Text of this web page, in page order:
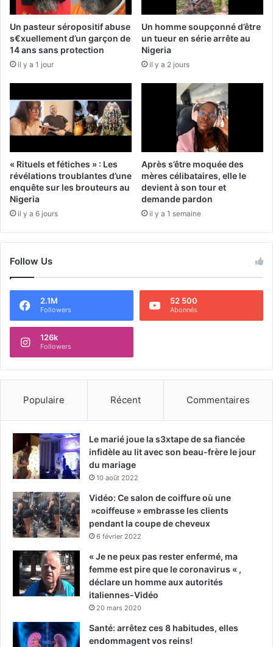
Un pasteur séropositif abuse
s€xuellement d’un garçon de
14 ans sans protection
il y a 1 jour
Un homme soupçonné d’être
un tueur en série arrête au
Nigeria
il y a 2 jours
« Rituels et fétiches » : Les
révélations troublantes d’une
enquête sur les brouteurs au
Nigeria
il y a 6 jours
Après s’être moquée des
mères célibataires, elle le
devient à son tour et
demande pardon
il y a 1 semaine
Follow Us
2.1M
Followers
52 500
Abonnés
126k
Followers
Populaire Récent Commentaires
Le marié joue la s3xtape de sa fiancée
infidèle au lit avec son beau-frère le jour
du mariage
10 août 2022
Vidéo: Ce salon de coiffure où une
»coiffeuse » embrasse les clients
pendant la coupe de cheveux
6 février 2022
« Je ne peux pas rester enfermé, ma
femme est pire que le coronavirus « ,
déclare un homme aux autorités
italiennes-Vidéo
20 mars 2020
Santé: arrêtez ces 8 habitudes, elles
endommagent vos reins!